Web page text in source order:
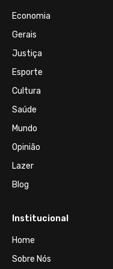
Economia
Gerais
Justiça
Esporte
Cultura
Saúde
Mundo
Opinião
Lazer
Blog
Institucional
Home
Sobre Nós